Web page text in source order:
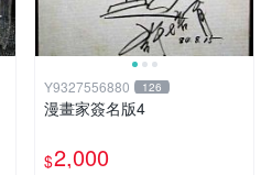
Y9327556880 126
漫畫家簽名版4
$2,000